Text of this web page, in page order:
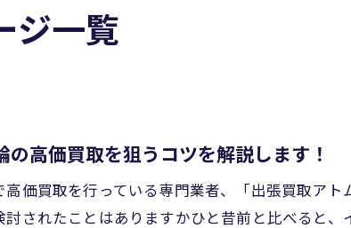
ジ一覧
の高価買取を狙うコツを解説します！
価買取を行っている専門業者、「出張買取アト
されたことはありますかひと昔前と比べると、